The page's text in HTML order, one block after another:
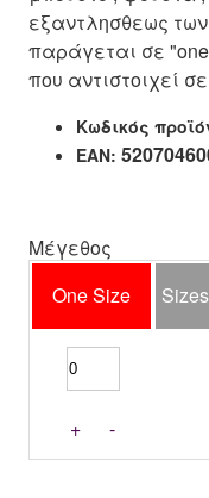
εξαντλησθεως
παράγεται σε
που αντιστοιχεί
Κωδικός
EAN:
Μέγεθος
One Size
Sizes
+ -